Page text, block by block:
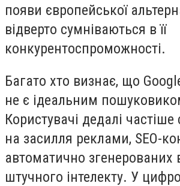
появи європейської
відверто сумніваються в її
конкурентоспроможності.
Багато хто визнає, що
не є ідеальним
Користувачі дедалі
на засилля реклами, SEO-
автоматично згенерованих
штучного інтелекту. У